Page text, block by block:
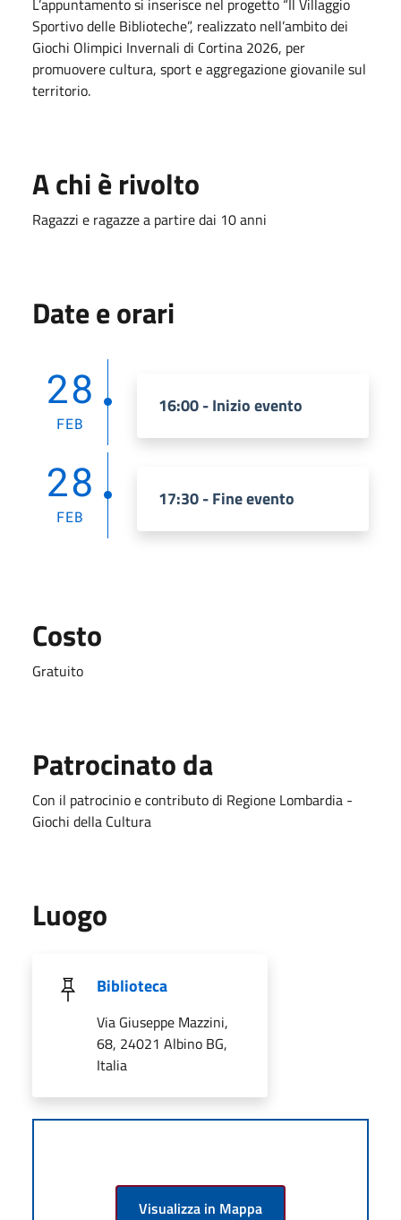
Sportivo delle Biblioteche”, realizzato nell’ambito dei
Giochi Olimpici Invernali di Cortina 2026, per
promuovere cultura, sport e aggregazione giovanile sul
territorio.
A chi è rivolto
Ragazzi e ragazze a partire dai 10 anni
Date e orari
28
FEB
16:00 - Inizio evento
28
FEB
17:30 - Fine evento
Costo
Gratuito
Patrocinato da
Con il patrocinio e contributo di Regione Lombardia -
Giochi della Cultura
Luogo
Biblioteca
Via Giuseppe Mazzini,
68, 24021 Albino BG,
Italia
Visualizza in Mappa